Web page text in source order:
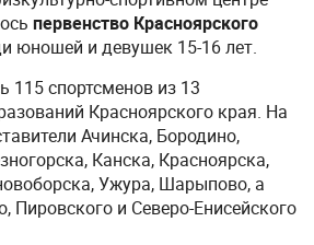
первенство Красноярского
юношей и девушек 15-16 лет.
115 спортсменов из 13
Красноярского края. На
Ачинска, Бородино,
Канска, Красноярска,
Ужура, Шарыпово, а
Пировского и Северо-Енисейского